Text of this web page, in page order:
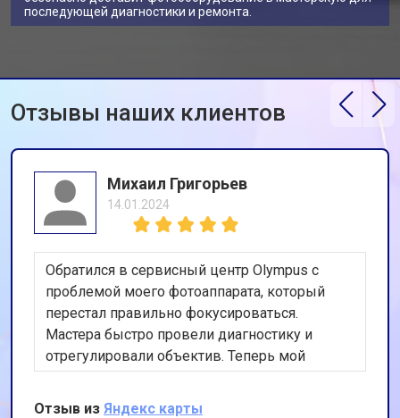
последующей диагностики и ремонта.
Отзывы наших клиентов
Михаил Григорьев
14.01.2024
Обратился в сервисный центр Olympus с
проблемой моего фотоаппарата, который
перестал правильно фокусироваться.
Мастера быстро провели диагностику и
отрегулировали объектив. Теперь мой
фотоаппарат работает идеально. Спасибо за
оперативность и качественную работу!
Отзыв из Яндекс карты